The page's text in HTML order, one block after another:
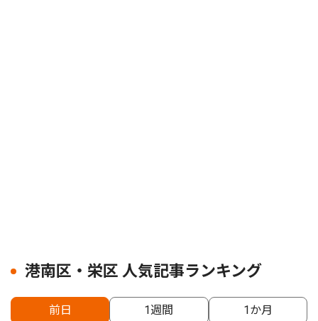
港南区・栄区 人気記事ランキング
前日 1週間 1か月